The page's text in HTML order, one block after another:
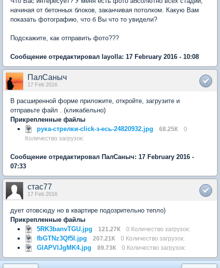
начиная от бетонных блоков, заканчивая потолком. Какую Вам
показать фотографию, что б Вы что то увидели?
Подскажите, как отправить фото???
Сообщение отредактировал layolla: 17 February 2016 - 10:08
ПалСаныч
17 Feb 2016
В расширенной форме приложите, откройте, загрузите и
отправьте файл . (кликабельно)
Прикрепленные файлы
рука-стрелки-click-з-есь-24820932.jpg
68.25К
0
Количество загрузок:
Сообщение отредактировал ПалСаныч: 17 February 2016 -
07:33
стас77
17 Feb 2016
дует отовсюду но в квартире подозрительно тепло)
Прикрепленные файлы
5RK3banvTGU.jpg
121.27К 0 Количество загрузок:
fbGTNz3Qf5I.jpg 207.21К 0 Количество загрузок:
GIAPVlJgMK4.jpg 89.73К 0 Количество загрузок: